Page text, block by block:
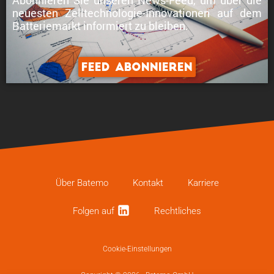
neuesten Zelltechnologie-Innovationenauf dem
Batteriemarkt informiert zu bleiben.
Feed abonnieren
Über Batemo Kontakt Karriere
Folgen auf Recht­li­ches
Cookie-Einstellungen